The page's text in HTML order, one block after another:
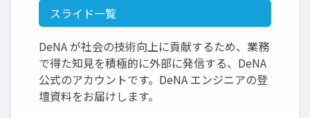
スライド一覧
DeNA が社会の技術向上に貢献するため、業務
で得た知見を積極的に外部に発信する、DeNA
公式のアカウントです。DeNA エンジニアの登
壇資料をお届けします。